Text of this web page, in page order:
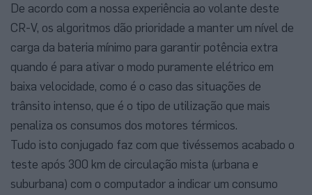
De acordo com a nossa experiência ao volante deste
CR-V, os algoritmos dão prioridade a manter um nível de
carga da bateria mínimo para garantir potência extra
quando é para ativar o modo puramente elétrico em
baixa velocidade, como é o caso das situações de
trânsito intenso, que é o tipo de utilização que mais
penaliza os consumos dos motores térmicos.
Tudo isto conjugado faz com que tivéssemos acabado o
teste após 300 km de circulação mista (urbana e
suburbana) com o computador a indicar um consumo